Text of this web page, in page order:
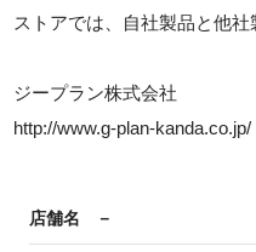
ストアでは、自社製品と他社
ジープラン株式会社
http://www.g-plan-kanda.co.jp/
店舗名 －